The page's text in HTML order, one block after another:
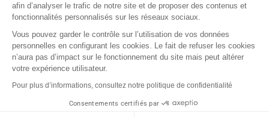
FacebookYouTubePinterestInstagramTikTok
afin d’analyser le trafic de notre site et de proposer des contenus et
fonctionnalités personnalisés sur les réseaux sociaux.
Vous pouvez garder le contrôle sur l’utilisation de vos données
personnelles en configurant les cookies. Le fait de refuser les cookies
n’aura pas d’impact sur le fonctionnement du site mais peut altérer
votre expérience utilisateur.
Pour plus d’informations, consultez notre politique de confidentialité
Consentements certifiés par